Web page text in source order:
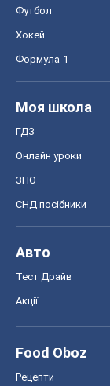
Футбол
Хокей
Формула-1
Моя школа
ГДЗ
Онлайн уроки
ЗНО
СНД посібники
Авто
Тест Драйв
Акції
Food Oboz
Рецепти